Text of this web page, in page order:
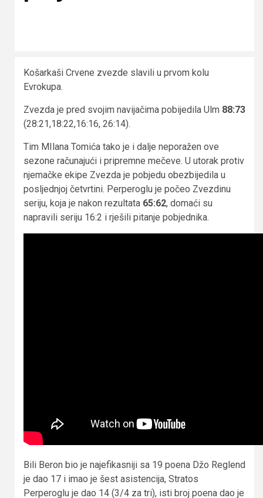
Košarkaši Crvene zvezde slavili u prvom kolu
Evrokupa.
Zvezda je pred svojim navijačima pobijedila Ulm 88:73
(28:21,18:22,16:16, 26:14).
Tim MIlana Tomića tako je i dalje neporažen ove
sezone računajući i pripremne mečeve. U utorak protiv
njemačke ekipe Zvezda je pobjedu obezbijedila u
posljednjoj četvrtini. Perperoglu je počeo Zvezdinu
seriju, koja je nakon rezultata 65:62, domaći su
napravili seriju 16:2 i rješili pitanje pobjednika.
Bili Beron bio je najefikasniji sa 19 poena Džo Reglend
je dao 17 i imao je šest asistencija, Stratos
Perperoglu je dao 14 (3/4 za tri), isti broj poena dao je